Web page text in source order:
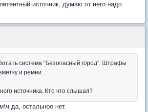
источник, думаю от него надо
система "Безопасный город". Штрафы
и ремни.
источника. Кто что слышал?
да, остальное нет.